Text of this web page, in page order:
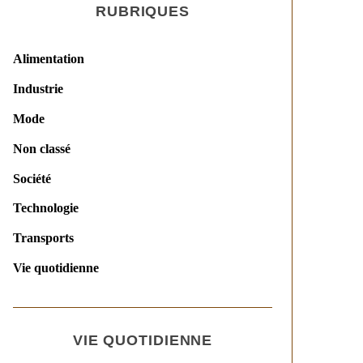
RUBRIQUES
Alimentation
Industrie
Mode
Non classé
Société
Technologie
Transports
Vie quotidienne
VIE QUOTIDIENNE